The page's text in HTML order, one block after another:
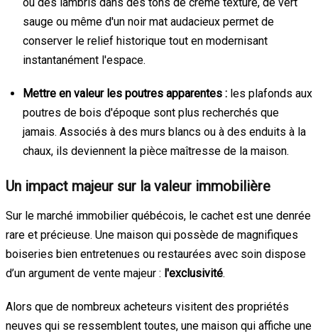
sauge ou même d'un noir mat audacieux permet de
conserver le relief historique tout en modernisant
instantanément l'espace.
Mettre en valeur les poutres apparentes : les plafonds aux
poutres de bois d'époque sont plus recherchés que
jamais. Associés à des murs blancs ou à des enduits à la
chaux, ils deviennent la pièce maîtresse de la maison.
Un impact majeur sur la valeur immobilière
Sur le marché immobilier québécois, le cachet est une denrée
rare et précieuse. Une maison qui possède de magnifiques
boiseries bien entretenues ou restaurées avec soin dispose
d’un argument de vente majeur : l'exclusivité.
Alors que de nombreux acheteurs visitent des propriétés
neuves qui se ressemblent toutes, une maison qui affiche une